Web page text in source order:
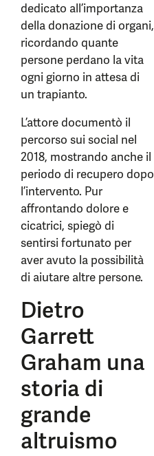
dedicato all’importanza
della donazione di organi,
ricordando quante
persone perdano la vita
ogni giorno in attesa di
un trapianto.
L’attore documentò il
percorso sui social nel
2018, mostrando anche il
periodo di recupero dopo
l’intervento. Pur
affrontando dolore e
cicatrici, spiegò di
sentirsi fortunato per
aver avuto la possibilità
di aiutare altre persone.
Dietro
Garrett
Graham una
storia di
grande
altruismo